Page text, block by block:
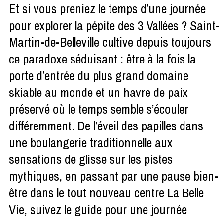
Et si vous preniez le temps d’une journée
pour explorer la pépite des 3 Vallées ? Saint-
Martin-de-Belleville cultive depuis toujours
ce paradoxe séduisant : être à la fois la
porte d’entrée du plus grand domaine
skiable au monde et un havre de paix
préservé où le temps semble s’écouler
différemment. De l’éveil des papilles dans
une boulangerie traditionnelle aux
sensations de glisse sur les pistes
mythiques, en passant par une pause bien-
être dans le tout nouveau centre La Belle
Vie, suivez le guide pour une journée